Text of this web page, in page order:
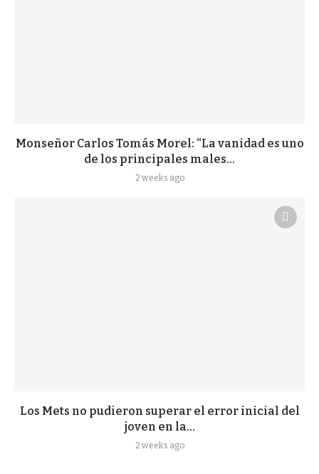
Monseñor Carlos Tomás Morel: “La vanidad es uno
de los principales males...
2 weeks ago
Los Mets no pudieron superar el error inicial del
joven en la...
2 weeks ago